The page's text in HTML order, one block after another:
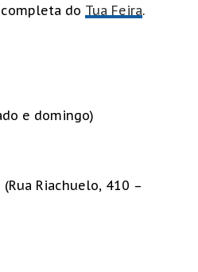
do Tua Feira.
e domingo)
(Rua Riachuelo, 410 –